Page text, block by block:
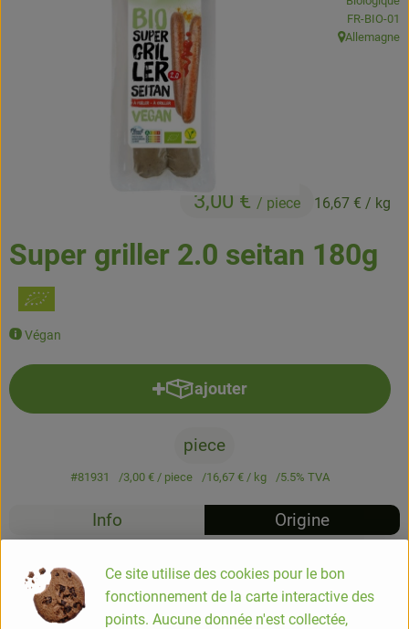
Accessoires et divers
Cosmétique et hygiène
Super griller 2.0 seitan 180g
Végan
3,00 € / piece 16,67 € / kg
, Autorité
FR-BIO-01
, Origine:
Allemagne
ajouter
Ajouter le produit au panier
piece
#81931 3,00 € / piece 16,67 € / kg 5.5% TVA
Info Origine
Info
Super Griller 2.0, 180 g.: Une saucisse généreuse « à griller »
Ce site utilise des cookies pour le bon
fonctionnement de la carte interactive des
points. Aucune donnée n'est collectée,